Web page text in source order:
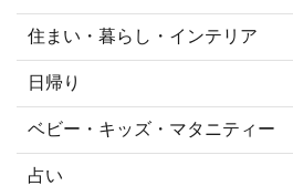
住まい・暮らし・インテリア
日帰り
ベビー・キッズ・マタニティー
占い